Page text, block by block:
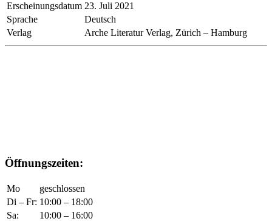
Erscheinungsdatum 23. Juli 2021
Sprache
Deutsch
Verlag
Arche Literatur Verlag, Zürich – Hamburg
Öffnungszeiten:
Mo
geschlossen
Di – Fr: 10:00 – 18:00
Sa:
10:00 – 16:00